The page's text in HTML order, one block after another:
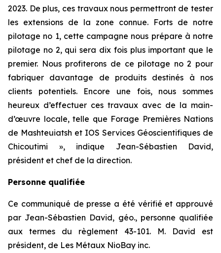
2023. De plus, ces travaux nous permettront de tester
les extensions de la zone connue. Forts de notre
pilotage no 1, cette campagne nous prépare à notre
pilotage no 2, qui sera dix fois plus important que le
premier. Nous profiterons de ce pilotage no 2 pour
fabriquer davantage de produits destinés à nos
clients potentiels. Encore une fois, nous sommes
heureux d’effectuer ces travaux avec de la main-
d’œuvre locale, telle que Forage Premières Nations
de Mashteuiatsh et IOS Services Géoscientifiques de
Chicoutimi », indique Jean-Sébastien David,
président et chef de la direction.
Personne qualifiée
Ce communiqué de presse a été vérifié et approuvé
par Jean-Sébastien David, géo., personne qualifiée
aux termes du règlement 43-101. M. David est
président, de Les Métaux NioBay inc.